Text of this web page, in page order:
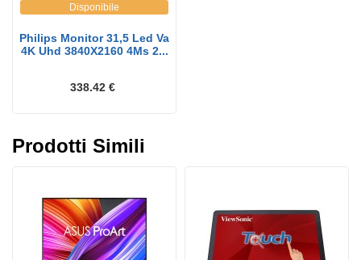
Disponibile
Philips Monitor 31,5 Led Va
4K Uhd 3840X2160 4Ms 2...
338.42 €
Prodotti Simili